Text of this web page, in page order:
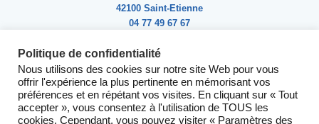
42100 Saint-Etienne
04 77 49 67 67
Du lundi au vendredi
8h-12h | 14h-18h
Politique de confidentialité
Nous utilisons des cookies sur notre site Web pour vous
offrir l'expérience la plus pertinente en mémorisant vos
préférences et en répétant vos visites. En cliquant sur « Tout
accepter », vous consentez à l'utilisation de TOUS les
cookies. Cependant, vous pouvez visiter « Paramètres des